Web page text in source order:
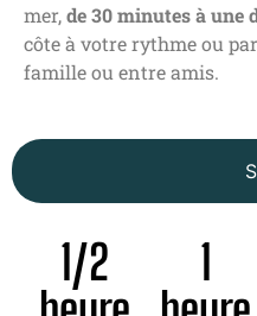
mer,de 30 minutes à une
côte à votre rythme ou
famille ou entre amis.
1/2
1